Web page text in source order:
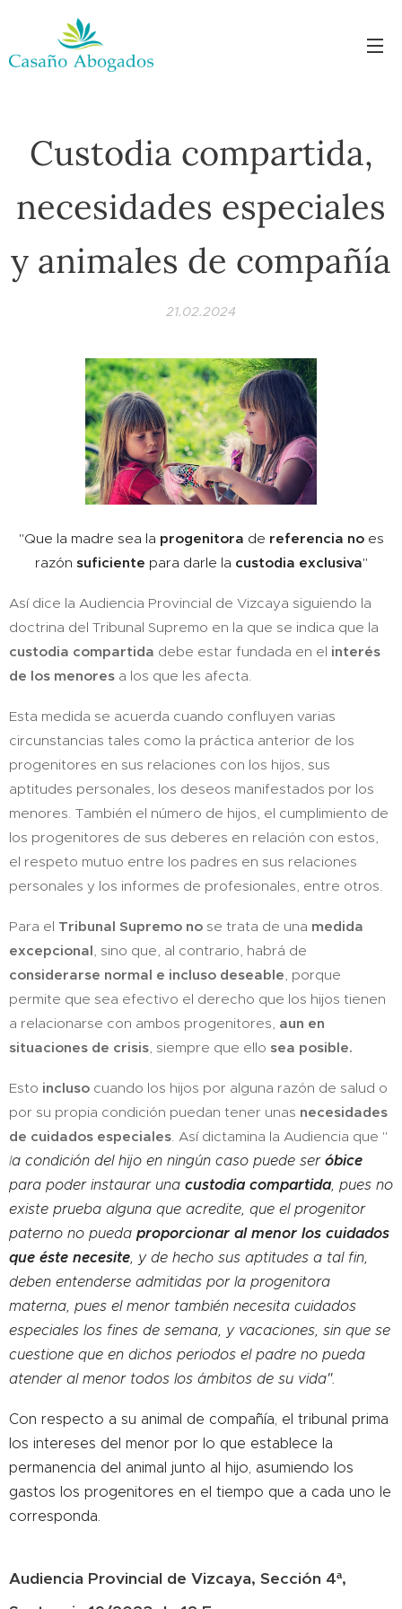
Custodia compartida,
necesidades especiales
y animales de compañía
21.02.2024
"Que la madre sea la progenitora de referencia noes
razón suficiente para darle la custodia exclusiva"
Así dice la Audiencia Provincial de Vizcaya siguiendo la
doctrina del Tribunal Supremo en la que se indica que la
custodia compartida debe estar fundada en el interés
de los menores a los que les afecta.
Esta medida se acuerda cuando confluyen varias
circunstancias tales como la práctica anterior de los
progenitores en sus relaciones con los hijos, sus
aptitudes personales, los deseos manifestados por los
menores. También el número de hijos, el cumplimiento de
los progenitores de sus deberes en relación con estos,
el respeto mutuo entre los padres en sus relaciones
personales y los informes de profesionales, entre otros.
Para el Tribunal Supremo no se trata de una medida
excepcional , sino que, al contrario, habrá de
considerarse normal e incluso deseable , porque
permite que sea efectivo el derecho que los hijos tienen
a relacionarse con ambos progenitores, aun en
situaciones de crisis , siempre que ello sea posible.
Esto incluso cuando los hijos por alguna razón de salud o
por su propia condición puedan tener unas necesidades
de cuidados especiales . Así dictamina la Audiencia que "
la condición del hijo en ningún caso puede ser óbice
para poder instaurar una custodia compartida, pues no
existe prueba alguna que acredite, que el progenitor
paterno no pueda proporcionar al menor los cuidados
que éste necesite , y de hecho sus aptitudes a tal fin,
deben entenderse admitidas por la progenitora
materna, pues el menor también necesita cuidados
especiales los fines de semana, y vacaciones, sin que se
cuestione que en dichos periodos el padre no pueda
atender al menor todos los ámbitos de su vida".
Con respecto a su animal de compa´ñía , el tribunal prima
los intereses del menor por lo que establece la
permanencia del animal junto al hijo, asumiendo los
gastos los progenitores en el tiempo que a cada uno le
corresponda.
Audiencia Provincial de Vizcaya, Sección 4ª,